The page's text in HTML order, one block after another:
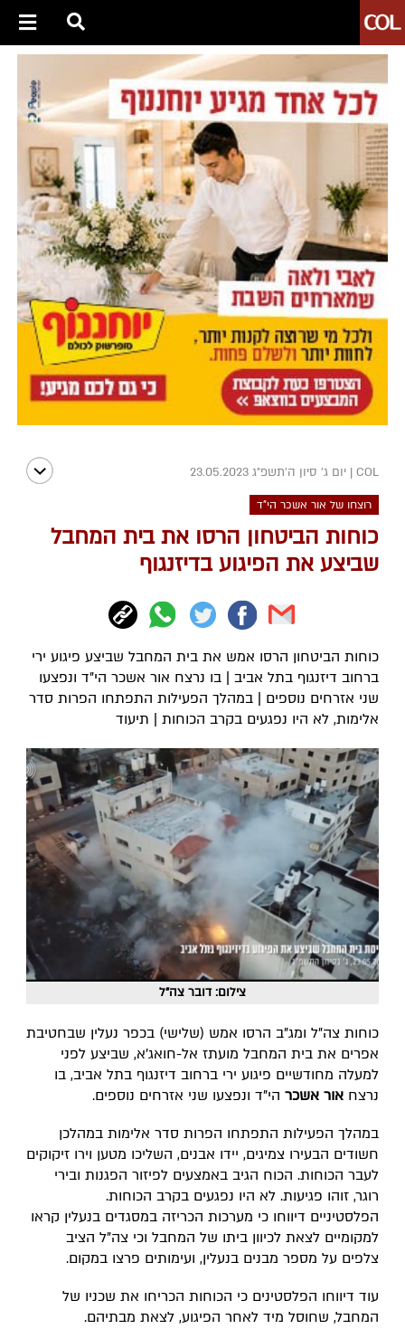
COL
| יום ג' סיון ה׳תשפ״ג 23.05.2023
רוצחו של אור אשכר הי"ד
כוחות הביטחון הרסו את בית המחבל
שביצע את הפיגוע בדיזנגוף
כוחות הביטחון הרסו אמש את בית המחבל שביצע פיגוע ירי
ברחוב דיזנגוף בתל אביב | בו נרצח אור אשכר הי"ד ונפצעו
שני אזרחים נוספים | במהלך הפעילות התפתחו הפרות סדר
אלימות, לא היו נפגעים בקרב הכוחות | תיעוד
צילום: דובר צה"ל
כוחות צה"ל ומג"ב הרסו אמש (שלישי) בכפר נעלין שבחטיבת
אפרים את בית המחבל מועתז אל-חואג'א, שביצע לפני
למעלה מחודשיים פיגוע ירי ברחוב דיזנגוף בתל אביב, בו
נרצח אור אשכרהי"ד ונפצעו שני אזרחים נוספים.
במהלך הפעילות התפתחו הפרות סדר אלימות במהלכן
חשודים הבעירו צמיגים, יידו אבנים, השליכו מטען וירו זיקוקים
לעבר הכוחות. הכוח הגיב באמצעים לפיזור הפגנות ובירי
רוגר, זוהו פגיעות. לא היו נפגעים בקרב הכוחות.
הפלסטיניים דיווחו כי מערכות הכריזה במסגדים בנעלין קראו
למקומיים לצאת לכיוון ביתו של המחבל וכי צה"ל הציב
צלפים על מספר מבנים בנעלין, ועימותים פרצו במקום.
עוד דיווחו הפלסטינים כי הכוחות הכריחו את שכניו של
המחבל, שחוסל מיד לאחר הפיגוע, לצאת מבתיהם.